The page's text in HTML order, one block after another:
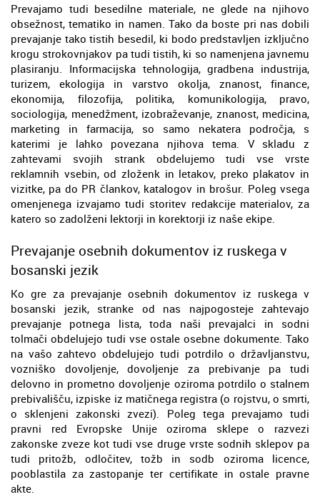
Prevajamo tudi besedilne materiale, ne glede na njihovo
obsežnost, tematiko in namen. Tako da boste pri nas dobili
prevajanje tako tistih besedil, ki bodo predstavljen izključno
krogu strokovnjakov pa tudi tistih, ki so namenjena javnemu
plasiranju. Informacijska tehnologija, gradbena industrija,
turizem, ekologija in varstvo okolja, znanost, finance,
ekonomija, filozofija, politika, komunikologija, pravo,
sociologija, menedžment, izobraževanje, znanost, medicina,
marketing in farmacija, so samo nekatera področja, s
katerimi je lahko povezana njihova tema. V skladu z
zahtevami svojih strank obdelujemo tudi vse vrste
reklamnih vsebin, od zloženk in letakov, preko plakatov in
vizitke, pa do PR člankov, katalogov in brošur. Poleg vsega
omenjenega izvajamo tudi storitev redakcije materialov, za
katero so zadolženi lektorji in korektorji iz naše ekipe.
Prevajanje osebnih dokumentov iz ruskega v
bosanski jezik
Ko gre za prevajanje osebnih dokumentov iz ruskega v
bosanski jezik, stranke od nas najpogosteje zahtevajo
prevajanje potnega lista, toda naši prevajalci in sodni
tolmači obdelujejo tudi vse ostale osebne dokumente. Tako
na vašo zahtevo obdelujejo tudi potrdilo o državljanstvu,
vozniško dovoljenje, dovoljenje za prebivanje pa tudi
delovno in prometno dovoljenje oziroma potrdilo o stalnem
prebivališču, izpiske iz matičnega registra (o rojstvu, o smrti,
o sklenjeni zakonski zvezi). Poleg tega prevajamo tudi
pravni red Evropske Unije oziroma sklepe o razvezi
zakonske zveze kot tudi vse druge vrste sodnih sklepov pa
tudi pritožb, odločitev, tožb in sodb oziroma licence,
pooblastila za zastopanje ter certifikate in ostale pravne
akte.